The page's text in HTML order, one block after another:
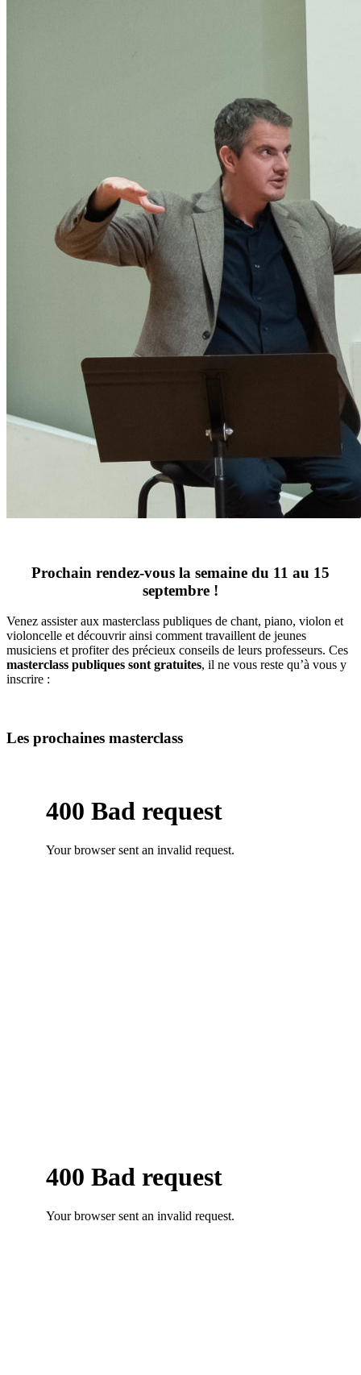
Prochain rendez-vous la semaine du 11 au 15
septembre !
Venez assister aux masterclass publiques de chant, piano, violon et
violoncelle et découvrir ainsi comment travaillent de jeunes
musiciens et profiter des précieux conseils de leurs professeurs. Ces
masterclass publiques sont gratuites, il ne vous reste qu’à vous y
inscrire :
Les prochaines masterclass